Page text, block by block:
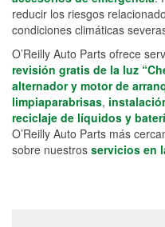
reducir los riesgos
condiciones climáticas
O’Reilly Auto Parts ofrece
revisión gratis de la luz
alternador y motor de
limpiaparabrisas,
reciclaje de líquidos y
O’Reilly Auto Parts más
sobre nuestros servicios en